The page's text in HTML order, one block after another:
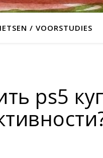
/ VOORSTUDIES
ps5